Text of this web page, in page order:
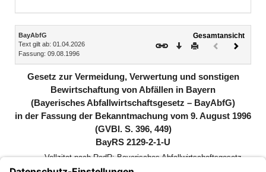
Inhalt
BayAbfG
Text gilt ab: 01.04.2026
Fassung: 09.08.1996
Gesamtansicht
Download
DruckenVorheriges
(inaktiv)
Gesetz zur Vermeidung, Verwertung und sonstigen
Bewirtschaftung von Abfällen in Bayern
(Bayerisches Abfallwirtschaftsgesetz – BayAbfG)
in der Fassung der Bekanntmachung vom 9. August 1996
(GVBl. S. 396, 449)
BayRS 2129-2-1-U
Vollzitat nach RedR: Bayerisches Abfallwirtschaftsgesetz
(BayAbfG) in der Fassung der Bekanntmachung vom 9.